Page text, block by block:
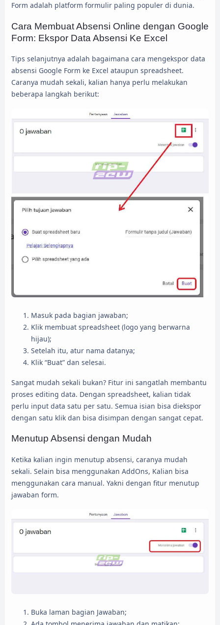
Form adalah platform formulir paling populer di dunia.
Cara Membuat Absensi Online dengan Google
Form: Ekspor Data Absensi Ke Excel
Tips selanjutnya adalah bagaimana cara mengekspor data
absensi Google Form ke Excel ataupun spreadsheet.
Caranya mudah sekali, kalian hanya perlu melakukan
beberapa langkah berikut:
Masuk pada bagian jawaban;
Klik membuat spreadsheet (logo yang berwarna
hijau);
Setelah itu, atur nama datanya;
Klik “Buat” dan selesai.
Sangat mudah sekali bukan? Fitur ini sangatlah membantu
proses editing data. Dengan spreadsheet, kalian tidak
perlu input data satu per satu. Semua isian bisa diekspor
dengan satu klik dan bisa disimpan dengan sangat cepat.
Menutup Absensi dengan Mudah
Ketika kalian ingin menutup absensi, caranya mudah
sekali. Selain bisa menggunakan AddOns, Kalian bisa
menggunakan cara manual. Yakni dengan fitur menutup
jawaban form.
Buka laman bagian Jawaban;